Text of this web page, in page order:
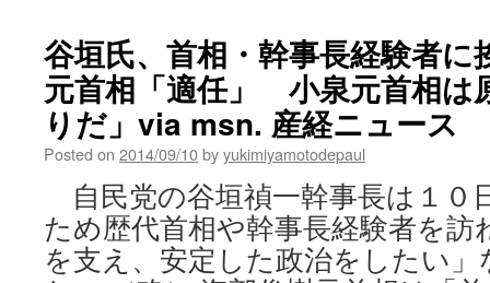
染
と
の
因
果
関
係
は？
via
LITERA
谷垣氏、首相・幹事長経験者
元首相「適任」 小泉元首相は
りだ」via msn. 産経ニュース
Posted on 2014/09/10byyukimiyamotodepaul
自民党の谷垣禎一幹事長は１０
ため歴代首相や幹事長経験者を訪
を支え、安定した政治をしたい